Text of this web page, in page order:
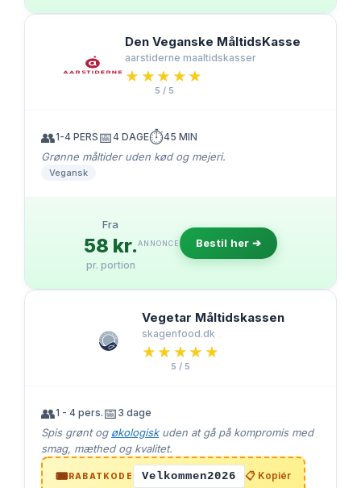
Den Veganske MåltidsKasse
aarstiderne maaltidskasser
★★★★★
★★★★★
5 / 5
👥1-4 PERS 📅4 DAGE⏱️45 MIN
Grønne måltider uden kød og mejeri.
Vegansk
Fra
58 kr.
pr. portion
ANNONCE Bestil her ➔
Vegetar Måltidskassen
skagenfood.dk
★★★★★
★★★★★
5 / 5
👥1 - 4 pers. 📅 3 dage
Spis grønt og økologiskuden at gå på kompromis med
smag, mæthed og kvalitet.
🎟️RABATKODE Velkommen2026 📋 Kopiér